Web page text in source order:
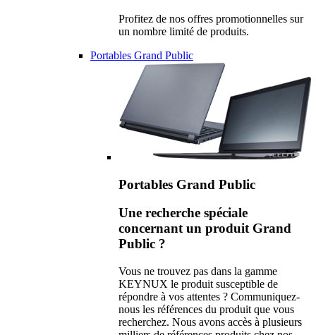
Profitez de nos offres promotionnelles sur
un nombre limité de produits.
Portables Grand Public
Portables Grand Public
Une recherche spéciale
concernant un produit Grand
Public ?
Vous ne trouvez pas dans la gamme
KEYNUX le produit susceptible de
répondre à vos attentes ? Communiquez-
nous les références du produit que vous
recherchez. Nous avons accès à plusieurs